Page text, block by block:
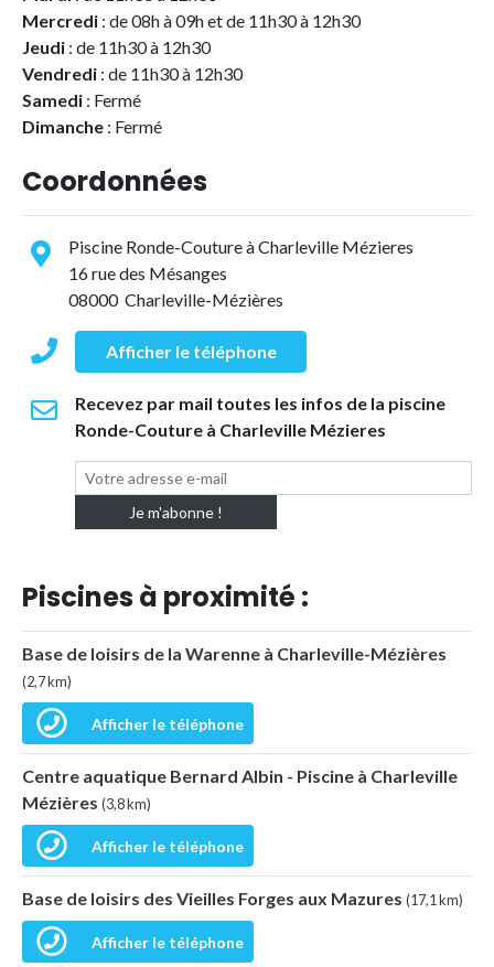
Mercredi : de 08h à 09h et de 11h30 à 12h30
Jeudi : de 11h30 à 12h30
Vendredi : de 11h30 à 12h30
Samedi : Fermé
Dimanche : Fermé
Coordonnées
Piscine Ronde-Couture à Charleville Mézieres
16 rue des Mésanges
08000 Charleville-Mézières
Afficher le téléphone
Recevez par mail toutes les infos de la piscine
Ronde-Couture à Charleville Mézieres
Piscines à proximité :
Base de loisirs de la Warenne à Charleville-Mézières
(2,7 km)
Afficher le téléphone
Centre aquatique Bernard Albin - Piscine à Charleville
Mézières (3,8 km)
Afficher le téléphone
Base de loisirs des Vieilles Forges aux Mazures (17,1 km)
Afficher le téléphone